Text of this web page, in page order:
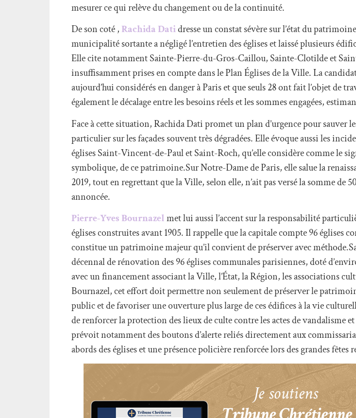
mesurer ce qui relève du changement ou de la continuité.
De son coté ,Rachida Datidresse un constat sévère sur l’état du
municipalité sortante a négligé l’entretien des églises et laissé plusieurs
Elle cite notamment Sainte-Pierre-du-Gros-Caillou, Sainte-Clotilde et
insuffisamment prises en compte dans le Plan Églises de la Ville. La
aujourd’hui considérés en danger à Paris et que seuls 28 ont fait l’objet de
également le décalage entre les besoins réels et les sommes engagées,
Face à cette situation, Rachida Dati promet un plan d’urgence pour sauver
particulier sur les façades souvent très dégradées. Elle évoque aussi les
églises Saint-Vincent-de-Paul et Saint-Roch, qu’elle considère comme le
symbolique, de ce patrimoine.Sur Notre-Dame de Paris, elle salue la
2019, tout en regrettant que la Ville, selon elle, n’ait pas versé la somme de
annoncée.
Pierre-Yves Bournazelmet lui aussi l’accent sur la responsabilité
églises construites avant 1905. Il rappelle que la capitale compte 96 églises
constitue un patrimoine majeur qu’il convient de préserver avec
décennal de rénovation des 96 églises communales parisiennes, doté
avec un financement associant la Ville, l’État, la Région, les associations
Bournazel, cet effort doit permettre non seulement de préserver le
public et de favoriser une ouverture plus large de ces édifices à la vie
de renforcer la protection des lieux de culte contre les actes de vandalisme
prévoit notamment des boutons d’alerte reliés directement aux
abords des églises et une présence policière renforcée lors des grandes fêtes